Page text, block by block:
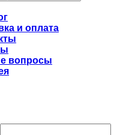
и оплата
вопросы